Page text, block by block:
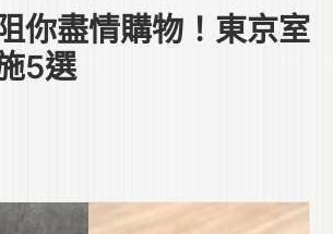
你盡情購物！東京室
5選